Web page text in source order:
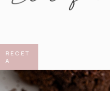
RECET
A